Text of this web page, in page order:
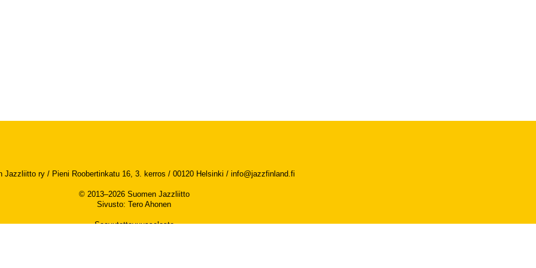
Jazzliitto ry / Pieni Roobertinkatu 16, 3. kerros / 00120 Helsinki / info@jazzfinland.fi
© 2013–2026 Suomen Jazzliitto
Sivusto: Tero Ahonen
Saavutettavuusseloste